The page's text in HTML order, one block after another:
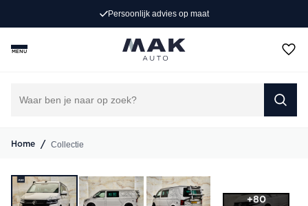
4.8/ 5(406)
MENU
Home / Collectie
+80